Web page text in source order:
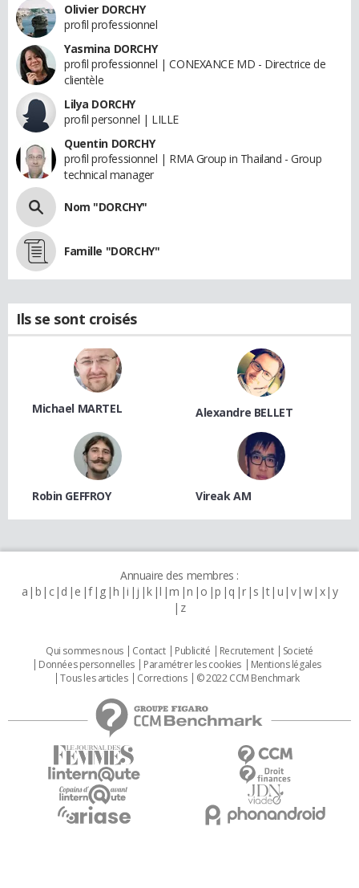
Olivier DORCHY
profil professionnel
Yasmina DORCHY
profil professionnel | CONEXANCE MD - Directrice de
clientèle
Lilya DORCHY
profil personnel | LILLE
Quentin DORCHY
profil professionnel | RMA Group in Thailand - Group
technical manager
Nom "DORCHY"
Famille "DORCHY"
Ils se sont croisés
Michael MARTEL Alexandre BELLET
Robin GEFFROY Vireak AM
Annuaire des membres :
a b c d e f g h i j k l m n o p q r s t u v w x y
z
Qui sommes nous Contact Publicité Recrutement
Societé
Données personnelles
Paramétrer les cookies
Mentions légales
Tous les articles
Corrections © 2022 CCM Benchmark